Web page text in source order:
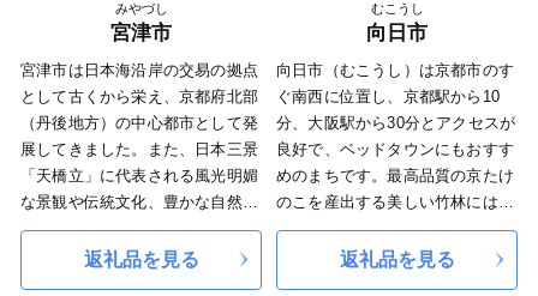
みやづし
宮津市
宮津市は日本海沿岸の交易の拠点
として古くから栄え、京都府北部
（丹後地方）の中心都市として発
展してきました。また、日本三景
「天橋立」に代表される風光明媚
な景観や伝統文化、豊かな自然は
たくさんの人々を魅了し続け、年
間約300万人が訪れる観光都市で
返礼品を見る
むこうし
向日市
向日市（むこうし）は京都市のす
ぐ南西に位置し、京都駅から10
分、大阪駅から30分とアクセスが
良好で、ベッドタウンにもおすす
めのまちです。最高品質の京たけ
のこを産出する美しい竹林には、
全長約1.8kmの散策路「竹の径」
があり、向日市の絶景スポットと
返礼品を見る